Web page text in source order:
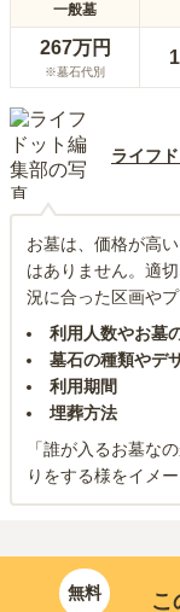
一般墓
267万円
※墓石代別
ライフ
お墓は、価格が高
はありません。適
況に合った区画や
利用人数やお墓
墓石の種類やデ
利用期間
埋葬方法
「誰が入るお墓な
りをする様をイメ
無料 こ